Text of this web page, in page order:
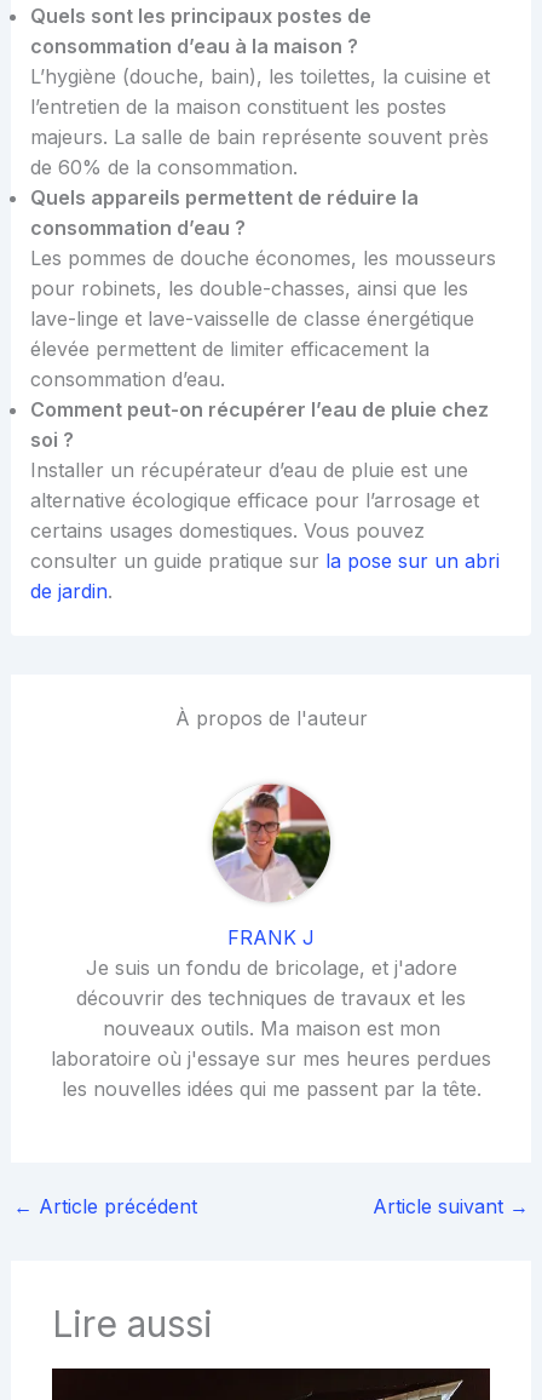
Quels sont les principaux postes de
consommation d’eau à la maison ?
L’hygiène (douche, bain), les toilettes, la cuisine et
l’entretien de la maison constituent les postes
majeurs. La salle de bain représente souvent près
de 60% de la consommation.
Quels appareils permettent de réduire la
consommation d’eau ?
Les pommes de douche économes, les mousseurs
pour robinets, les double-chasses, ainsi que les
lave-linge et lave-vaisselle de classe énergétique
élevée permettent de limiter efficacement la
consommation d’eau.
Comment peut-on récupérer l’eau de pluie chez
soi ?
Installer un récupérateur d’eau de pluie est une
alternative écologique efficace pour l’arrosage et
certains usages domestiques. Vous pouvez
consulter un guide pratique sur la pose sur un abri
de jardin.
À propos de l'auteur
FRANK J
Je suis un fondu de bricolage, et j'adore
découvrir des techniques de travaux et les
nouveaux outils. Ma maison est mon
laboratoire où j'essaye sur mes heures perdues
les nouvelles idées qui me passent par la tête.
← Article précédent Article suivant →
Lire aussi